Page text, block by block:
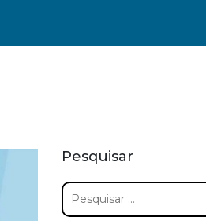
Pesquisar
Pesquisar
por: